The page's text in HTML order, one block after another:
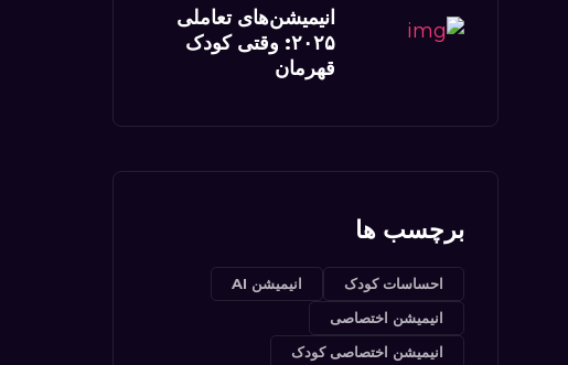
انیمیشن‌های تعاملی
۲۰۲۵: وقتی کودک
قهرمان
برچسب ها
احساسات کودک
انیمیشن AI
انیمیشن اختصاصی
انیمیشن اختصاصی کودک